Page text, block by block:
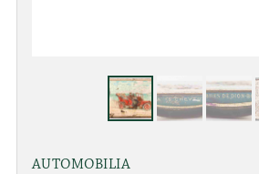
AUTOMOBILIA